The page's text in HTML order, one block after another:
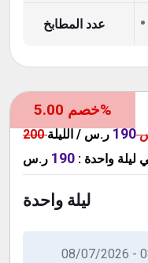
عدد المطابخ
خصم 5.00%
190 ر.س / الليلة
ليلة واحدة :
190 ر.س
ليلة واحدة